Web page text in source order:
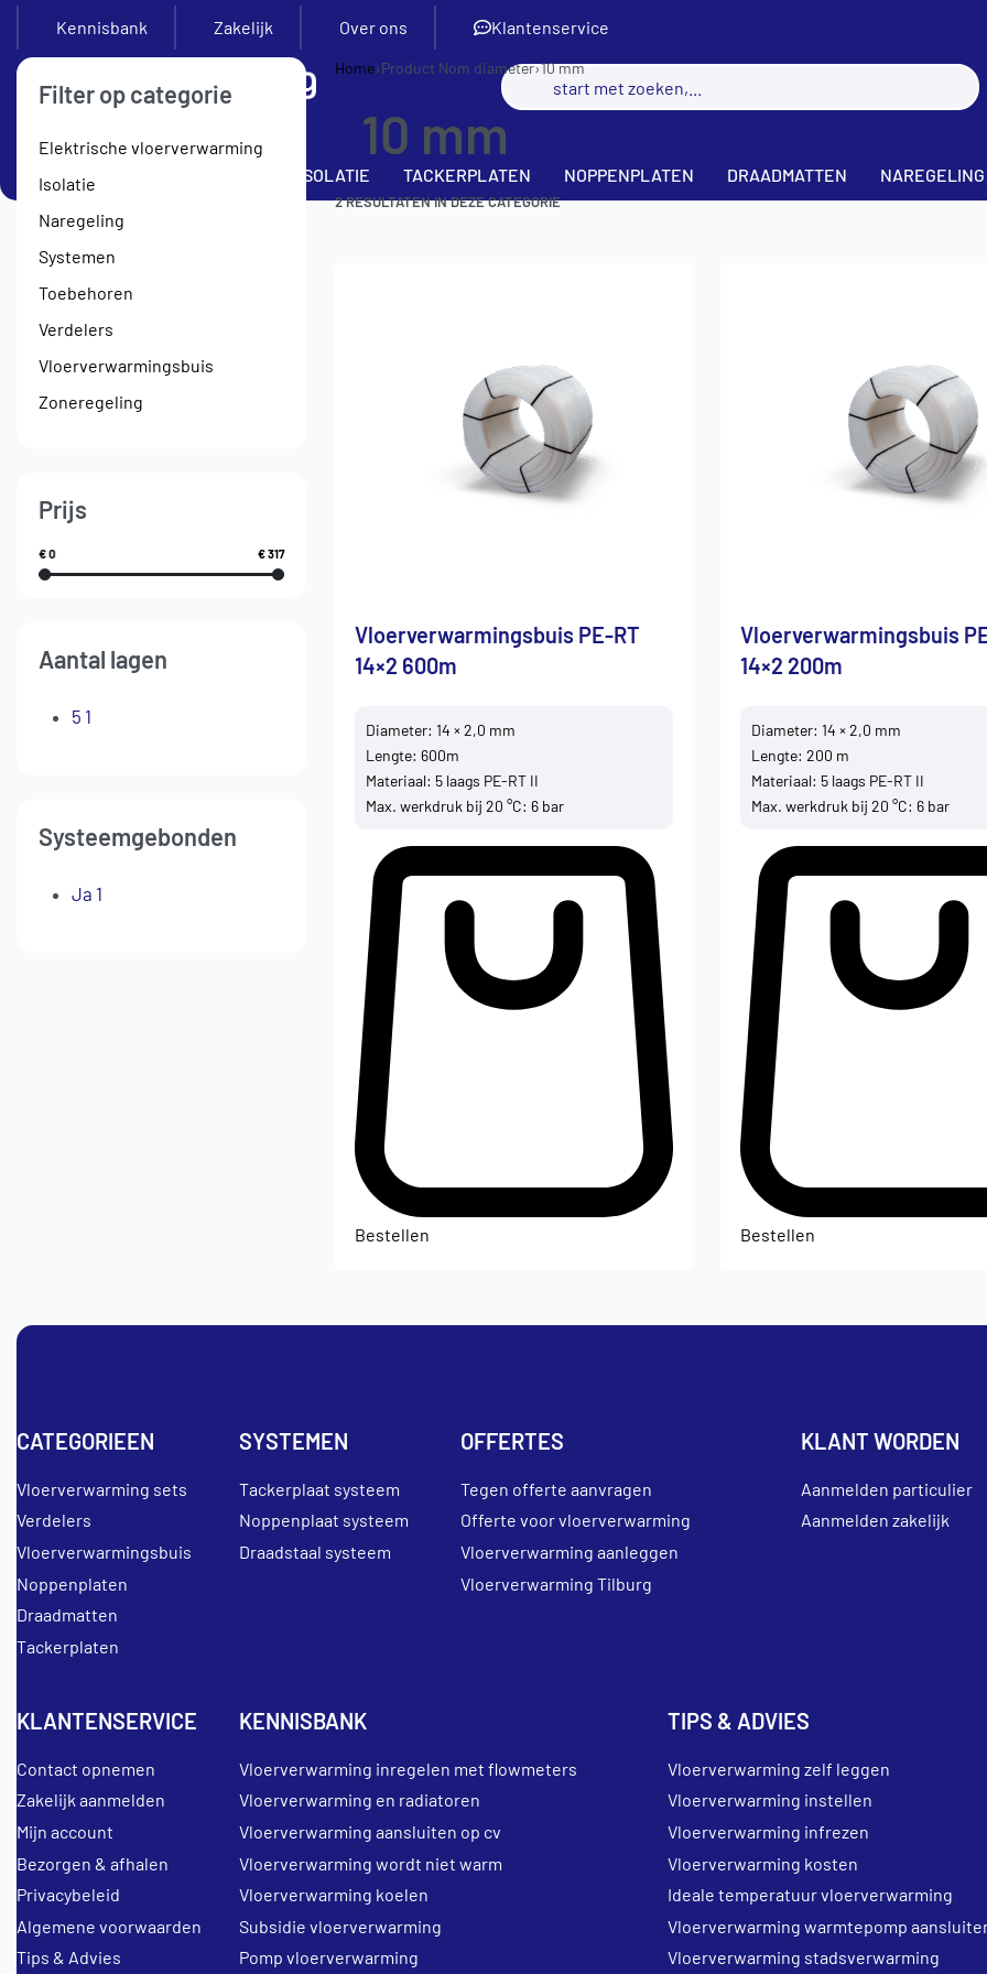
Kennisbank Zakelijk Over ons Klantenservice
SETS ISOLATIE TACKERPLATEN NOPPENPLATEN DRAADMATTEN NAREGELING
Filter op categorie
Elektrische vloerverwarming
Isolatie
Naregeling
Systemen
Toebehoren
Verdelers
Vloerverwarmingsbuis
Zoneregeling
Prijs
€ 0 € 317
Aantal lagen
5 1
Systeemgebonden
Ja 1
Home›Product Nom diameter›10 mm
10 mm
2RESULTATEN IN DEZE CATEGORIE
Vloerverwarmingsbuis PE-RT
14×2 600m
Diameter: 14 × 2,0 mm
Lengte: 600m
Materiaal: 5 laags PE-RT II
Max. werkdruk bij 20 °C: 6 bar
Bestellen
Vloerverwarmingsbuis
14×2 200m
Diameter: 14 × 2,0 mm
Lengte: 200 m
Materiaal: 5 laags PE-RT II
Max. werkdruk bij 20 °C: 6 bar
Bestellen
CATEGORIEEN
Vloerverwarming sets
Verdelers
Vloerverwarmingsbuis
Noppenplaten
Draadmatten
Tackerplaten
SYSTEMEN
Tackerplaat systeem
Noppenplaat systeem
Draadstaal systeem
OFFERTES
Tegen offerte aanvragen
Offerte voor vloerverwarming
Vloerverwarming aanleggen
Vloerverwarming Tilburg
KLANT WORDEN
Aanmelden particulier
Aanmelden zakelijk
KLANTENSERVICE
Contact opnemen
Zakelijk aanmelden
Mijn account
Bezorgen & afhalen
Privacybeleid
Algemene voorwaarden
Tips & Advies
KENNISBANK
Vloerverwarming inregelen met flowmeters
Vloerverwarming en radiatoren
Vloerverwarming aansluiten op cv
Vloerverwarming wordt niet warm
Vloerverwarming koelen
Subsidie vloerverwarming
Pomp vloerverwarming
TIPS & ADVIES
Vloerverwarming zelf leggen
Vloerverwarming instellen
Vloerverwarming infrezen
Vloerverwarming kosten
Ideale temperatuur vloerverwarming
Vloerverwarming warmtepomp
Vloerverwarming stadsverwarming